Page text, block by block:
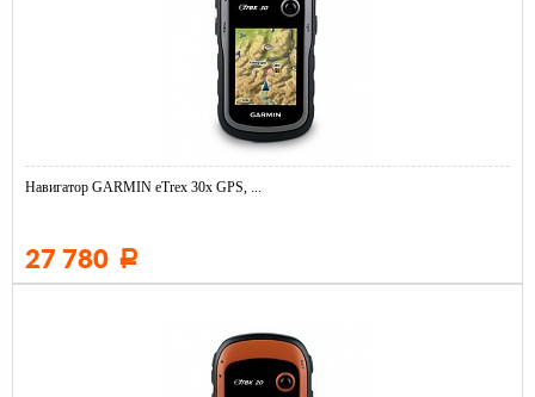
Навигатор GARMIN eTrex 30x GPS, ...
27 780 Р